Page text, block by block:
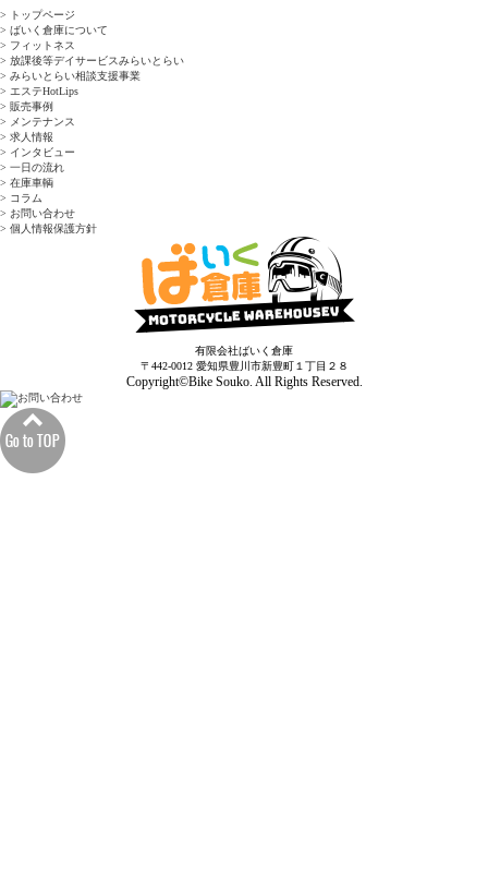
> トップページ
> ばいく倉庫について
> フィットネス
> 放課後等デイサービスみらいとらい
> みらいとらい相談支援事業
> エステHotLips
> 販売事例
> メンテナンス
> 求人情報
> インタビュー
> 一日の流れ
> 在庫車輌
> コラム
> お問い合わせ
> 個人情報保護方針
有限会社ばいく倉庫
〒442-0012 愛知県豊川市新豊町１丁目２８
Copyright©Bike Souko. All Rights Reserved.